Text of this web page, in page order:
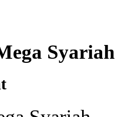
Syariah